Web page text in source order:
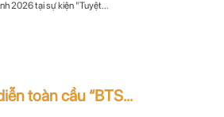
2026 tại sự kiện "Tuyệt...
toàn cầu “BTS...